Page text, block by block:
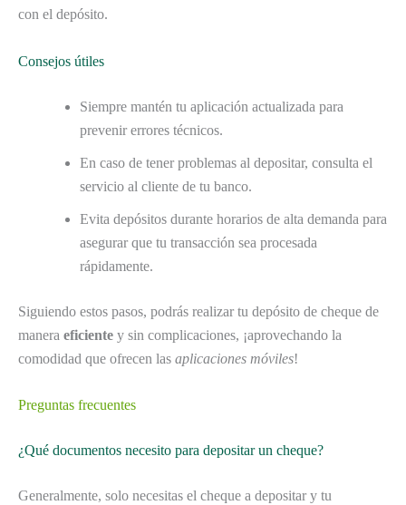
con el depósito.
Consejos útiles
Siempre mantén tu aplicación actualizada para
prevenir errores técnicos.
En caso de tener problemas al depositar, consulta el
servicio al cliente de tu banco.
Evita depósitos durante horarios de alta demanda para
asegurar que tu transacción sea procesada
rápidamente.
Siguiendo estos pasos, podrás realizar tu depósito de cheque de
manera eficiente y sin complicaciones, ¡aprovechando la
comodidad que ofrecen las aplicaciones móviles!
Preguntas frecuentes
¿Qué documentos necesito para depositar un cheque?
Generalmente, solo necesitas el cheque a depositar y tu